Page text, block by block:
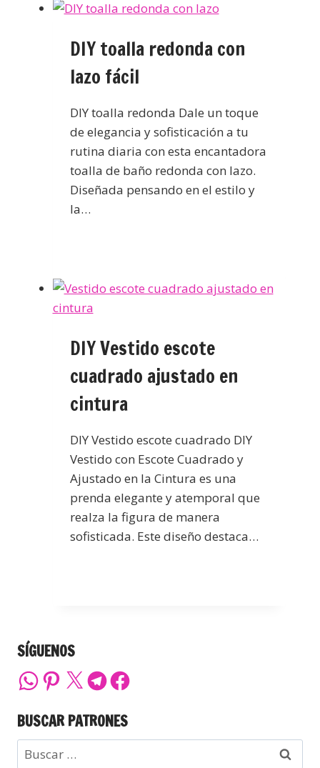
DIY toalla redonda con
lazo fácil
DIY toalla redonda Dale un toque
de elegancia y sofisticación a tu
rutina diaria con esta encantadora
toalla de baño redonda con lazo.
Diseñada pensando en el estilo y
la…
DIY Vestido escote
cuadrado ajustado en
cintura
DIY Vestido escote cuadrado DIY
Vestido con Escote Cuadrado y
Ajustado en la Cintura es una
prenda elegante y atemporal que
realza la figura de manera
sofisticada. Este diseño destaca…
SÍGUENOS
BUSCAR PATRONES